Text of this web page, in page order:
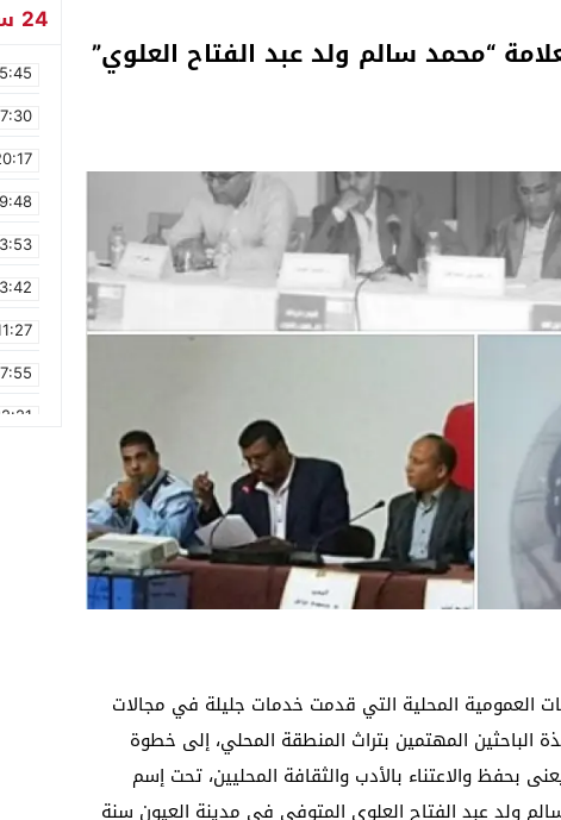
“محمد سالم ولد عبد الفتاح العلوي”
العمومية المحلية التي قدمت خدمات جليلة في مجالات
الباحثين المهتمين بتراث المنطقة المحلي، إلى خطوة
بحفظ والاعتناء بالأدب والثقافة المحليين، تحت إسم
ولد عبد الفتاح العلوي المتوفي في مدينة العيون سنة
24 ساعة